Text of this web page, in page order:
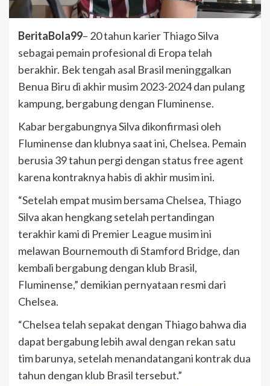
BeritaBola99– 20 tahun karier Thiago Silva
sebagai pemain profesional di Eropa telah
berakhir. Bek tengah asal Brasil meninggalkan
Benua Biru di akhir musim 2023-2024 dan pulang
kampung, bergabung dengan Fluminense.
Kabar bergabungnya Silva dikonfirmasi oleh
Fluminense dan klubnya saat ini, Chelsea. Pemain
berusia 39 tahun pergi dengan status free agent
karena kontraknya habis di akhir musim ini.
“Setelah empat musim bersama Chelsea, Thiago
Silva akan hengkang setelah pertandingan
terakhir kami di Premier League musim ini
melawan Bournemouth di Stamford Bridge, dan
kembali bergabung dengan klub Brasil,
Fluminense,” demikian pernyataan resmi dari
Chelsea.
“Chelsea telah sepakat dengan Thiago bahwa dia
dapat bergabung lebih awal dengan rekan satu
tim barunya, setelah menandatangani kontrak dua
tahun dengan klub Brasil tersebut.”